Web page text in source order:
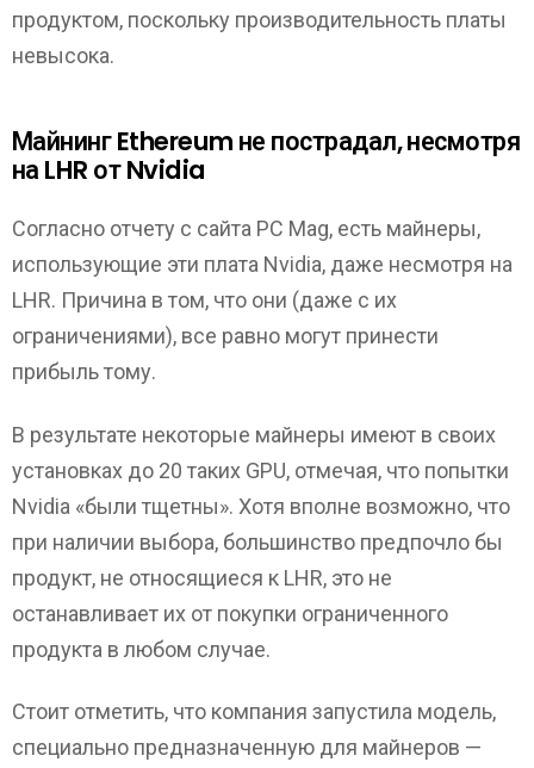
продуктом, поскольку производительность платы
невысока.
Майнинг Ethereum не пострадал, несмотря
на LHR от Nvidia
Согласно отчету с сайта PC Mag, есть майнеры,
использующие эти плата Nvidia, даже несмотря на
LHR. Причина в том, что они (даже с их
ограничениями), все равно могут принести
прибыль тому.
В результате некоторые майнеры имеют в своих
установках до 20 таких GPU, отмечая, что попытки
Nvidia «были тщетны». Хотя вполне возможно, что
при наличии выбора, большинство предпочло бы
продукт, не относящиеся к LHR, это не
останавливает их от покупки ограниченного
продукта в любом случае.
Стоит отметить, что компания запустила модель,
специально предназначенную для майнеров —